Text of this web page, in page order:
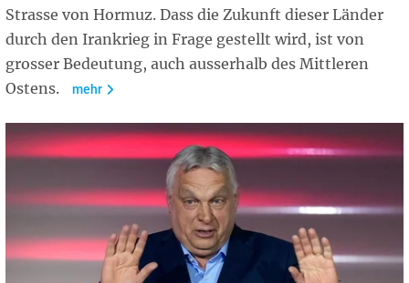
Strasse von Hormuz. Dass die Zukunft dieser Länder
durch den Irankrieg in Frage gestellt wird, ist von
grosser Bedeutung, auch ausserhalb des Mittleren
Ostens.
mehr